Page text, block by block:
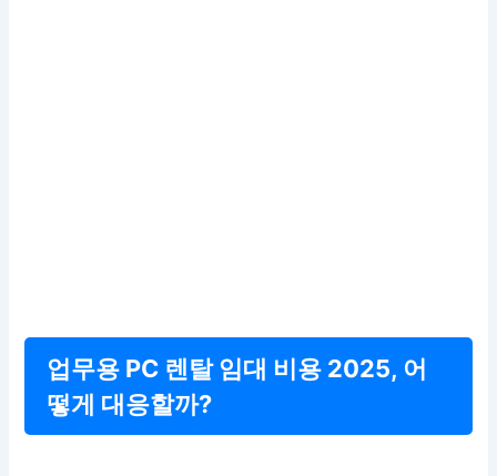
업무용 PC 렌탈 임대 비용 2025, 어
떻게 대응할까?